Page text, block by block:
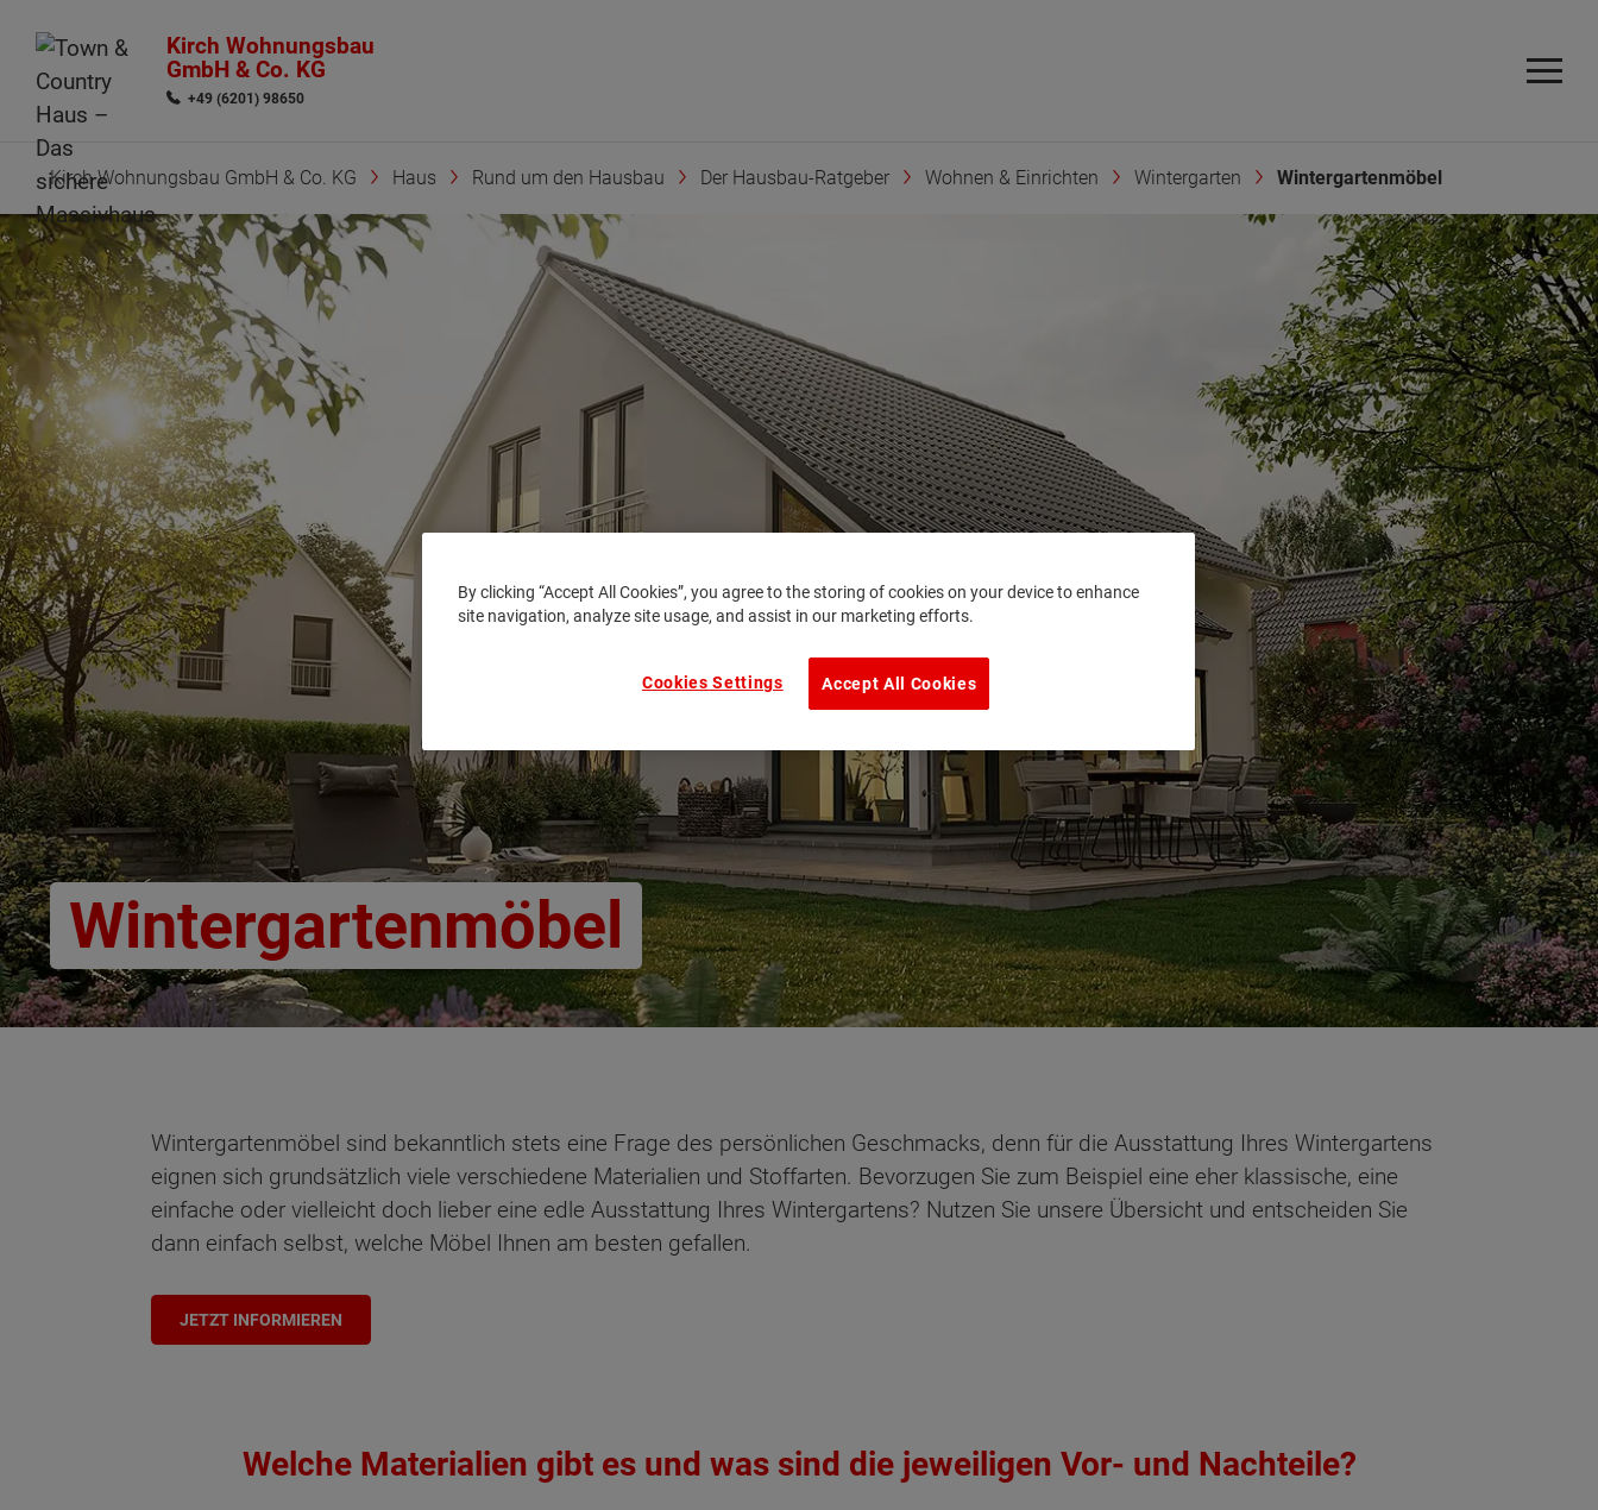
Kirch Wohnungsbau
GmbH & Co. KG
+49 (6201) 98650
Kirch Wohnungsbau GmbH & Co. KG Haus Rund um den Hausbau Der Hausbau-Ratgeber Wohnen & Einrichten Wintergarten Wintergartenmöbel
Wintergartenmöbel
Wintergartenmöbel sind bekanntlich stets eine Frage des persönlichen Geschmacks, denn für die Ausstattung Ihres Wintergartens
eignen sich grundsätzlich viele verschiedene Materialien und Stoffarten. Bevorzugen Sie zum Beispiel eine eher klassische, eine
einfache oder vielleicht doch lieber eine edle Ausstattung Ihres Wintergartens? Nutzen Sie unsere Übersicht und entscheiden Sie
dann einfach selbst, welche Möbel Ihnen am besten gefallen.
JETZT INFORMIEREN
Welche Materialien gibt es und was sind die jeweiligen Vor- und Nachteile?
By clicking “Accept All Cookies”, you agree to the storing of cookies on your device to enhance
site navigation, analyze site usage, and assist in our marketing efforts.
Accept All Cookies
Cookies Settings